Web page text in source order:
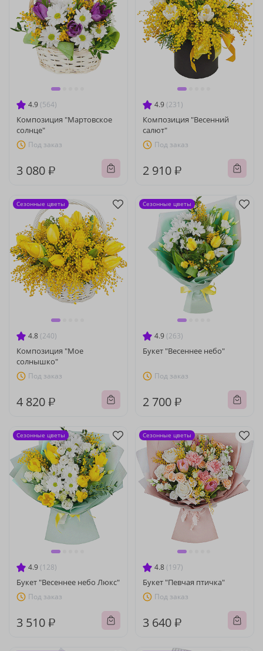
4.9 (564)
Композиция "Мартовское
солнце"
Под заказ
3 080 ₽
4.9 (231)
Композиция "Весенний
салют"
Под заказ
2 910 ₽
4.8 (240)
Композиция "Мое
солнышко"
Под заказ
4 820 ₽
Сезонные цветы
4.9 (263)
Букет "Весеннее небо"
Под заказ
2 700 ₽
Сезонные цветы
4.9 (128)
Букет "Весеннее небо Люкс"
Под заказ
3 510 ₽
Сезонные цветы
4.8 (197)
Букет "Певчая птичка"
Под заказ
3 640 ₽
Сезонные цветы